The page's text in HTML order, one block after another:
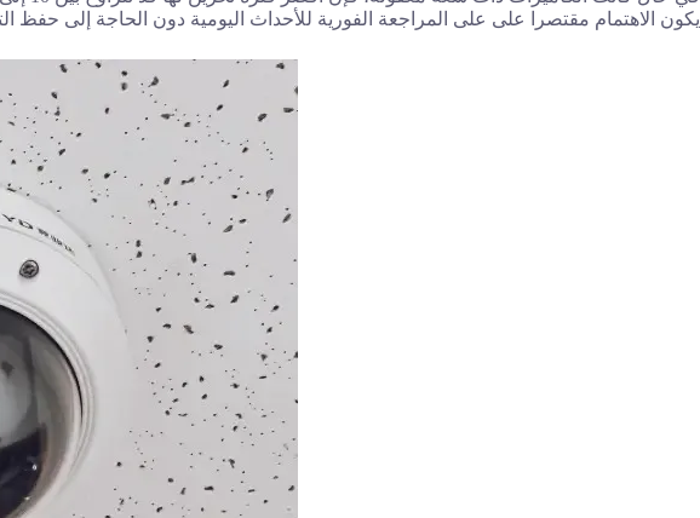
يكون الاهتمام مقتصرا على على المراجعة الفورية للأحداث اليومية دون الحاجة إلى حفظ